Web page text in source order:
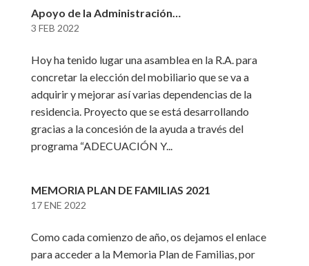
Apoyo de la Administración…
3 FEB 2022
Hoy ha tenido lugar una asamblea en la R.A. para
concretar la elección del mobiliario que se va a
adquirir y mejorar así varias dependencias de la
residencia. Proyecto que se está desarrollando
gracias a la concesión de la ayuda a través del
programa “ADECUACIÓN Y...
MEMORIA PLAN DE FAMILIAS 2021
17 ENE 2022
Como cada comienzo de año, os dejamos el enlace
para acceder a la Memoria Plan de Familias, por